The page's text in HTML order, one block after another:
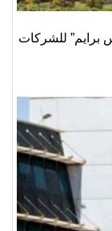
برايم” للشركات